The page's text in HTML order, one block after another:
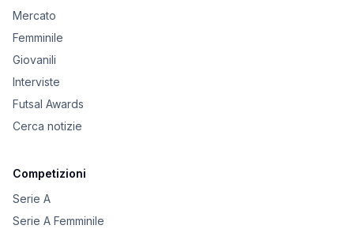
Mercato
Femminile
Giovanili
Interviste
Futsal Awards
Cerca notizie
Competizioni
Serie A
Serie A Femminile